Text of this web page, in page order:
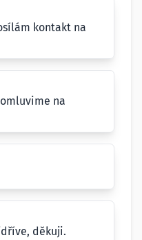
kontakt na
na
děkuji.